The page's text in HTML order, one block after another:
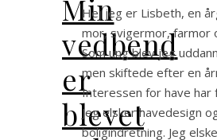
Min
vedbend
er
blevet
Hej jeg er Lisbeth, en
mor, svigermor, farmor
Som ung blev jeg
men skiftede efter en
Interessen for have har
Jeg elsker havedesign
boligindretning. Jeg